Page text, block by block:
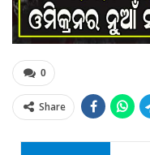
0
Share